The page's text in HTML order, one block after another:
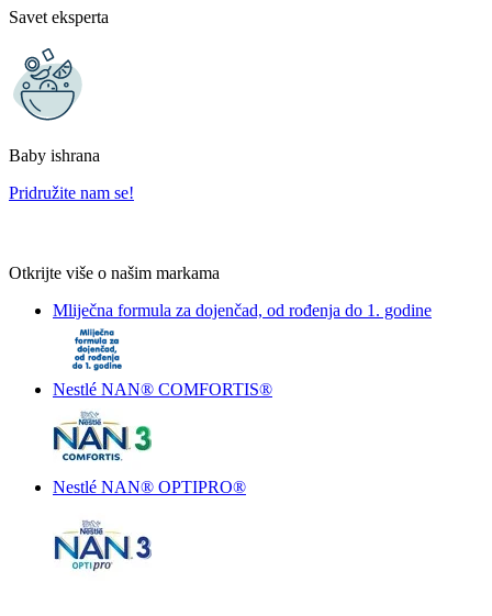
Savet eksperta
Baby ishrana
Pridružite nam se!
Otkrijte više o našim markama
Mliječna formula za dojenčad, od rođenja do 1. godine
Nestlé NAN® COMFORTIS®
Nestlé NAN® OPTIPRO®